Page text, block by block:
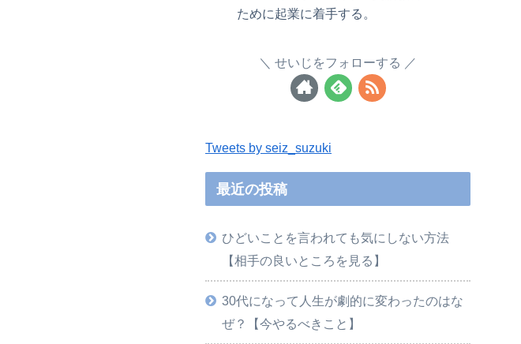
ために起業に着手する。
せいじをフォローする
Tweets by seiz_suzuki
最近の投稿
ひどいことを言われても気にしない方法
【相手の良いところを見る】
30代になって人生が劇的に変わったのはな
ぜ？【今やるべきこと】